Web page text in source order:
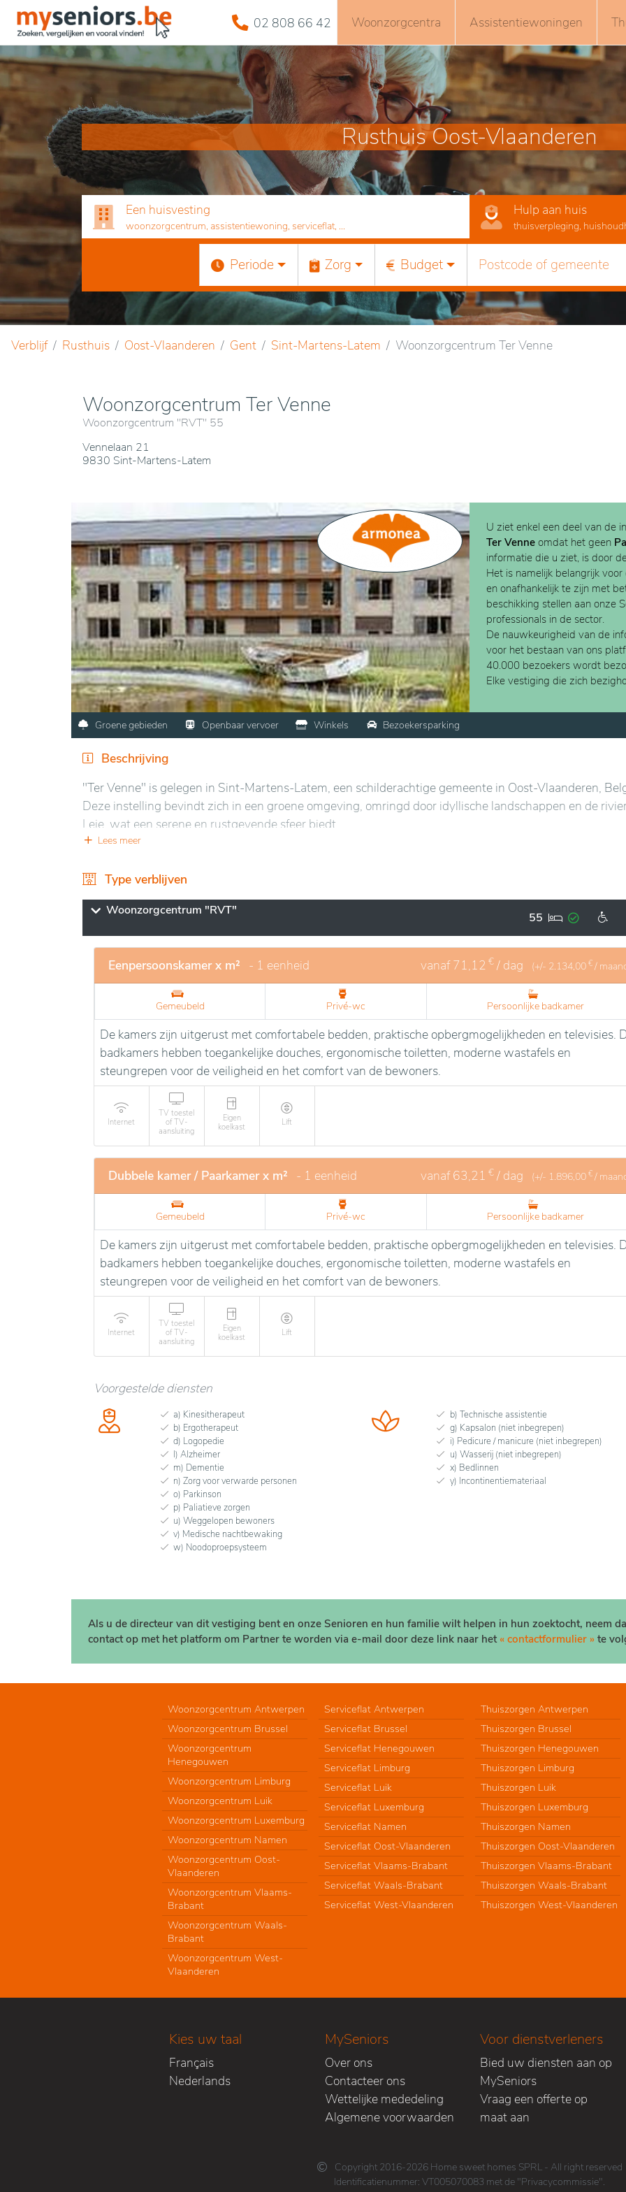
02 808 66 42 Woonzorgcentra Assistentiewoningen
Rusthuis Oost-Vlaanderen
Een huisvesting
woonzorgcentrum, assistentiewoning, serviceflat, ...
Hulp aan huis
thuisverpleging,
Periode Zorg Budget
Verblijf Rusthuis Oost-Vlaanderen Gent Sint-Martens-Latem Woonzorgcentrum Ter Venne
Woonzorgcentrum Ter Venne
Woonzorgcentrum "RVT" 55
Vennelaan 21
9830 Sint-Martens-Latem
U ziet enkel een deel van de
Ter Venne omdat het geen
informatie die u ziet, is door
Het is namelijk belangrijk
en onafhankelijk te zijn met
beschikking stellen aan onze
professionals in de sector.
De nauwkeurigheid van de
voor het bestaan van ons
40.000 bezoekers wordt
Elke vestiging die zich
Groene gebieden Openbaar vervoer Winkels Bezoekersparking
Beschrijving
"Ter Venne" is gelegen in Sint-Martens-Latem, een schilderachtige gemeente in Oost-Vlaanderen,
Deze instelling bevindt zich in een groene omgeving, omringd door idyllische landschappen en de
Leie, wat een serene en rustgevende sfeer biedt.
voorzieningen mogelijk is, terwijl de charme van een landelijke omgeving behouden blijft. De bewoners
genieten van uitgestrekte groene ruimtes, ideaal voor wandelingen en buitenactiviteiten, wat een
levensstijl bevordert in contact met de natuur.
De moderne en comfortabele faciliteiten garanderen een aangenaam verblijf, met ruime en goed
kamers. Diverse recreatieve en therapeutische activiteiten worden aangeboden om het welzijn en de
ontplooiing van de bewoners te bevorderen. Het gekwalificeerde en zorgzame personeel zorgt voor
persoonlijke en hoogwaardige verzorging, afgestemd op de specifieke behoeften van elke bewoner.
Lees meer
Type verblijven
Woonzorgcentrum "RVT" 55
Eenpersoonskamer x m² - 1 eenheid vanaf71,12 € / dag (+/- 2.134,00 € /
Gemeubeld Privé-wc Persoonlijke badkamer
De kamers zijn uitgerust met comfortabele bedden, praktische opbergmogelijkheden en televisies.
badkamers hebben toegankelijke douches, ergonomische toiletten, moderne wastafels en
steungrepen voor de veiligheid en het comfort van de bewoners.
Internet
TV toestel
of TV-
aansluiting
Eigen
koelkast
Lift
Dubbele kamer / Paarkamer x m² - 1 eenheid vanaf63,21 € / dag (+/- 1.896,00 € /
Gemeubeld Privé-wc Persoonlijke badkamer
De kamers zijn uitgerust met comfortabele bedden, praktische opbergmogelijkheden en televisies.
badkamers hebben toegankelijke douches, ergonomische toiletten, moderne wastafels en
steungrepen voor de veiligheid en het comfort van de bewoners.
Internet
TV toestel
of TV-
aansluiting
Eigen
koelkast
Lift
Voorgestelde diensten
a) Kinesitherapeut
b) Ergotherapeut
d) Logopedie
l) Alzheimer
m) Dementie
n) Zorg voor verwarde personen
o) Parkinson
p) Paliatieve zorgen
u) Weggelopen bewoners
v) Medische nachtbewaking
w) Noodoproepsysteem
b) Technische assistentie
g) Kapsalon (niet inbegrepen)
i) Pedicure / manicure (niet inbegrepen)
u) Wasserij (niet inbegrepen)
x) Bedlinnen
y) Incontinentiemateriaal
Als u de directeur van dit vestiging bent en onze Senioren en hun familie wilt helpen in hun zoektocht, neem
contact op met het platform om Partner te worden via e-mail door deze link naar het « contactformulier » te
Woonzorgcentrum Antwerpen
Woonzorgcentrum Brussel
Woonzorgcentrum
Henegouwen
Woonzorgcentrum Limburg
Woonzorgcentrum Luik
Woonzorgcentrum Luxemburg
Woonzorgcentrum Namen
Woonzorgcentrum Oost-
Vlaanderen
Woonzorgcentrum Vlaams-
Brabant
Woonzorgcentrum Waals-
Brabant
Woonzorgcentrum West-
Vlaanderen
Serviceflat Antwerpen
Serviceflat Brussel
Serviceflat Henegouwen
Serviceflat Limburg
Serviceflat Luik
Serviceflat Luxemburg
Serviceflat Namen
Serviceflat Oost-Vlaanderen
Serviceflat Vlaams-Brabant
Serviceflat Waals-Brabant
Serviceflat West-Vlaanderen
Thuiszorgen Antwerpen
Thuiszorgen Brussel
Thuiszorgen Henegouwen
Thuiszorgen Limburg
Thuiszorgen Luik
Thuiszorgen Luxemburg
Thuiszorgen Namen
Thuiszorgen Oost-Vlaanderen
Thuiszorgen Vlaams-Brabant
Thuiszorgen Waals-Brabant
Thuiszorgen West-Vlaanderen
Kies uw taal
Français
Nederlands
MySeniors
Over ons
Contacteer ons
Wettelijke mededeling
Algemene voorwaarden
Voor dienstverleners
Bied uw diensten aan op
MySeniors
Vraag een offerte op
maat aan
Copyright 2016-2026 Home sweet homes SPRL - All right reserved
Identificatienummer: VT005070083 met de "Privacycommissie".